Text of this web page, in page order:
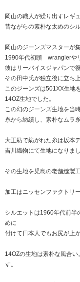
岡山の職人が繰り出すレギ
昔ながらの素朴な太めのシ
岡山のジーンズマスターが
1990年代初頭 wranglerや
彼はリーバイスジャパンで
その田中氏が独立後に立ち
このジーンズは501XX生地
14OZ生地でした。
この幻のジーンズ生地を当
糸から紡績し、素朴なムラ
大正紡で紡がれた糸は坂本
吉川織物にて生地になりまし
その生地を児島の老舗縫製
加工はニッセンファクトリ
シルエットは1960年代前半
めに
付けて日本人でもお尻が上
14OZの生地は素朴な風合
す。